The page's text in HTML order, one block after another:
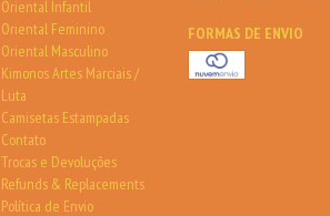
Oriental Infantil
Oriental Feminino
Oriental Masculino
Kimonos Artes Marciais /
Luta
Camisetas Estampadas
Contato
Trocas e Devoluções
Refunds & Replacements
Política de Envio
FORMAS DE ENVIO